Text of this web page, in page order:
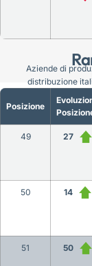
Posizione
49 27
50 14
51 50
Aziende di
distribuzione